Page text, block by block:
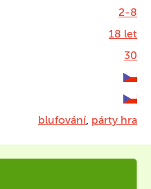
2-8
18 let
30
blufování, párty hra